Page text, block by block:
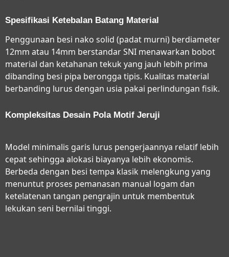
Spesifikasi Ketebalan Batang Material
Penggunaan besi nako solid (padat murni) berdiameter
12mm atau 14mm berstandar SNI menawarkan bobot
material dan ketahanan tekuk yang jauh lebih prima
dibanding besi pipa berongga tipis. Kualitas material
berbanding lurus dengan usia pakai perlindungan fisik.
Kompleksitas Desain Pola Motif Jeruji
Model minimalis garis lurus pengerjaannya relatif lebih
cepat sehingga alokasi biayanya lebih ekonomis.
Berbeda dengan besi tempa klasik melengkung yang
menuntut proses pemanasan manual logam dan
ketelatenan tangan pengrajin untuk membentuk
lekukan seni bernilai tinggi.